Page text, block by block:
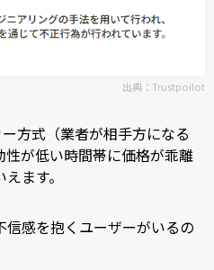
出典： Trustpoilot
方式（業者が相手方になる
が低い時間帯に価格が乖離
ます。
感を抱くユーザーがいるの